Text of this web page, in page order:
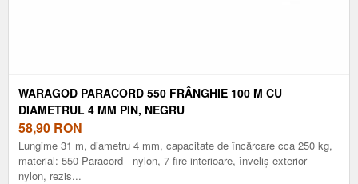
WARAGOD PARACORD 550 FRÂNGHIE 100 M CU
DIAMETRUL 4 MM PIN, NEGRU
58,90 RON
Lungime 31 m, diametru 4 mm, capacitate de încărcare cca 250 kg,
material: 550 Paracord - nylon, 7 fire interioare, înveliș exterior -
nylon, rezis...